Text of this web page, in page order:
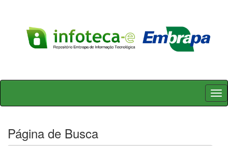
Skip
Página de Busca